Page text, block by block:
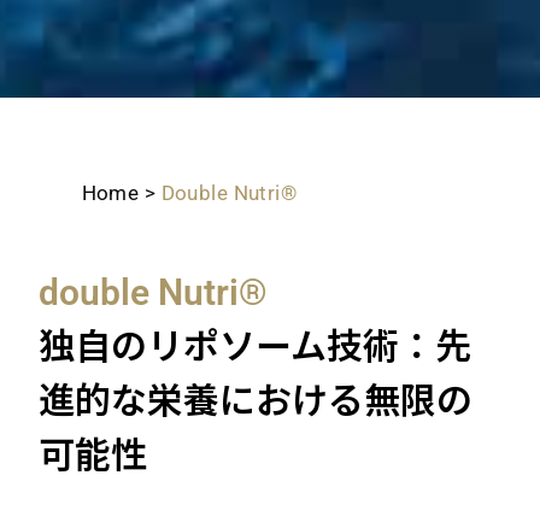
Home > Double Nutri®
double Nutri®
独自のリポソーム技術：先
進的な栄養における無限の
可能性